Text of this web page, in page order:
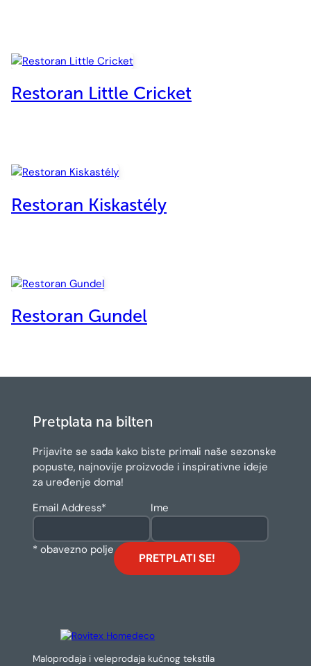
Restoran Little Cricket
Restoran Kiskastély
Restoran Gundel
Pretplata na bilten
Prijavite se sada kako biste primali naše sezonske
popuste, najnovije proizvode i inspirativne ideje
za uređenje doma!
Email Address* Ime
* obavezno polje
Maloprodaja i veleprodaja kućnog tekstila